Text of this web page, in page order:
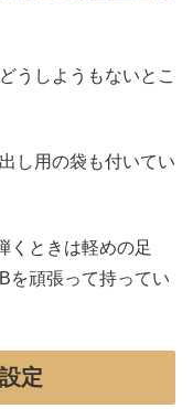
うしようもないとこ
し用の袋も付いてい
くときは軽めの足
を頑張って持ってい
定